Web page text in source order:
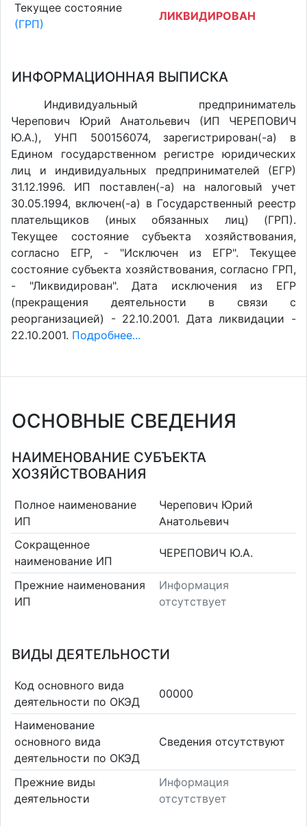
Текущее состояние
(ГРП)
ЛИКВИДИРОВАН
ИНФОРМАЦИОННАЯ ВЫПИСКА
Индивидуальный предприниматель
Черепович Юрий Анатольевич (ИП ЧЕРЕПОВИЧ
Ю.А.), УНП 500156074, зарегистрирован(-а) в
Едином государственном регистре юридических
лиц и индивидуальных предпринимателей (ЕГР)
31.12.1996. ИП поставлен(-a) на налоговый учет
30.05.1994, включен(-a) в Государственный реестр
плательщиков (иных обязанных лиц) (ГРП).
Текущее состояние субъекта хозяйствования,
согласно ЕГР, - "Исключен из ЕГР". Текущее
состояние субъекта хозяйствования, согласно ГРП,
- "Ликвидирован". Дата исключения из ЕГР
(прекращения деятельности в связи с
реорганизацией) - 22.10.2001. Дата ликвидации -
22.10.2001. Подробнее...
ОСНОВНЫЕ СВЕДЕНИЯ
НАИМЕНОВАНИЕ СУБЪЕКТА
ХОЗЯЙСТВОВАНИЯ
Полное наименование
ИП
Черепович Юрий
Анатольевич
Сокращенное
наименование ИП
ЧЕРЕПОВИЧ Ю.А.
Прежние наименования
ИП
Информация
отсутствует
ВИДЫ ДЕЯТЕЛЬНОСТИ
Код основного вида
деятельности по ОКЭД
00000
Наименование
основного вида
деятельности по ОКЭД
Cведения отсутствуют
Прежние виды
деятельности
Информация
отсутствует